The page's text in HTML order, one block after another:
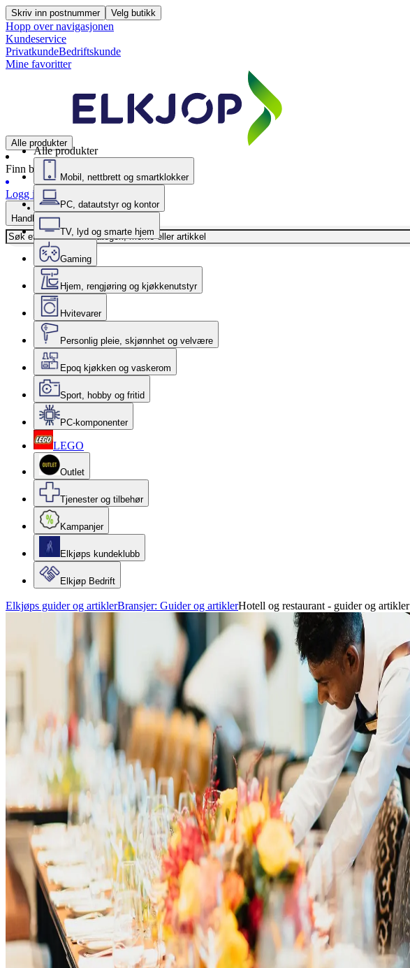
Skriv inn postnummer Velg butikk
Hopp over navigasjonen
Kundeservice
PrivatkundeBedriftskunde
Mine favoritter
Alle produkter
Finn butikk
Logg inn
Handlekurv
Alle produkter
Mobil, nettbrett og smartklokker
PC, datautstyr og kontor
TV, lyd og smarte hjem
Gaming
Hjem, rengjøring og kjøkkenutstyr
Hvitevarer
Personlig pleie, skjønnhet og velvære
Epoq kjøkken og vaskerom
Sport, hobby og fritid
PC-komponenter
LEGO
Outlet
Tjenester og tilbehør
Kampanjer
Elkjøps kundeklubb
Elkjøp Bedrift
Elkjøps guider og artiklerBransjer: Guider og artiklerHotell og restaurant - guider og artikler